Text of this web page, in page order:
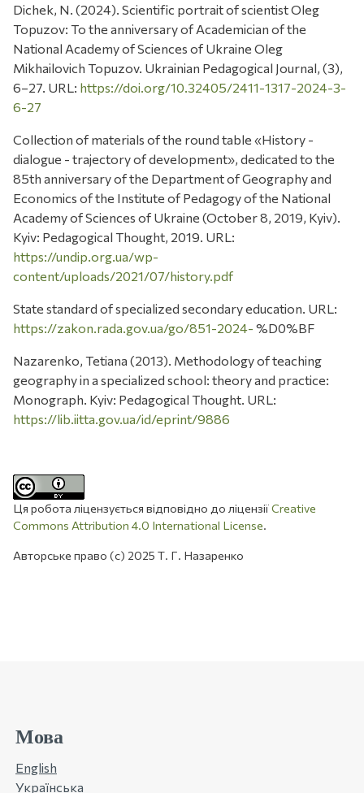
Dichek, N. (2024). Scientific portrait of scientist Oleg
Topuzov: To the anniversary of Academician of the
National Academy of Sciences of Ukraine Oleg
Mikhailovich Topuzov. Ukrainian Pedagogical Journal, (3),
6–27. URL: https://doi.org/10.32405/2411-1317-2024-3-
6-27
Collection of materials of the round table «History -
dialogue - trajectory of development», dedicated to the
85th anniversary of the Department of Geography and
Economics of the Institute of Pedagogy of the National
Academy of Sciences of Ukraine (October 8, 2019, Kyiv).
Kyiv: Pedagogical Thought, 2019. URL:
https://undip.org.ua/wp-
content/uploads/2021/07/history.pdf
State standard of specialized secondary education. URL:
https://zakon.rada.gov.ua/go/851-2024- %D0%BF
Nazarenko, Tetiana (2013). Methodology of teaching
geography in a specialized school: theory and practice:
Monograph. Kyiv: Pedagogical Thought. URL:
https://lib.iitta.gov.ua/id/eprint/9886
Ця робота ліцензується відповідно до ліцензіїCreative
Commons Attribution 4.0 International License.
Авторське право (c) 2025 Т. Г. Назаренко
Мова
English
Українська